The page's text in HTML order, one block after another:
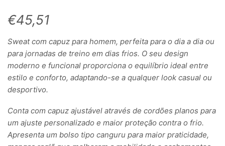
€45,51
Sweat com capuz para homem, perfeita para o dia a dia ou
para jornadas de treino em dias frios. O seu design
moderno e funcional proporciona o equilíbrio ideal entre
estilo e conforto, adaptando-se a qualquer look casual ou
desportivo.
Conta com capuz ajustável através de cordões planos para
um ajuste personalizado e maior proteção contra o frio.
Apresenta um bolso tipo canguru para maior praticidade,